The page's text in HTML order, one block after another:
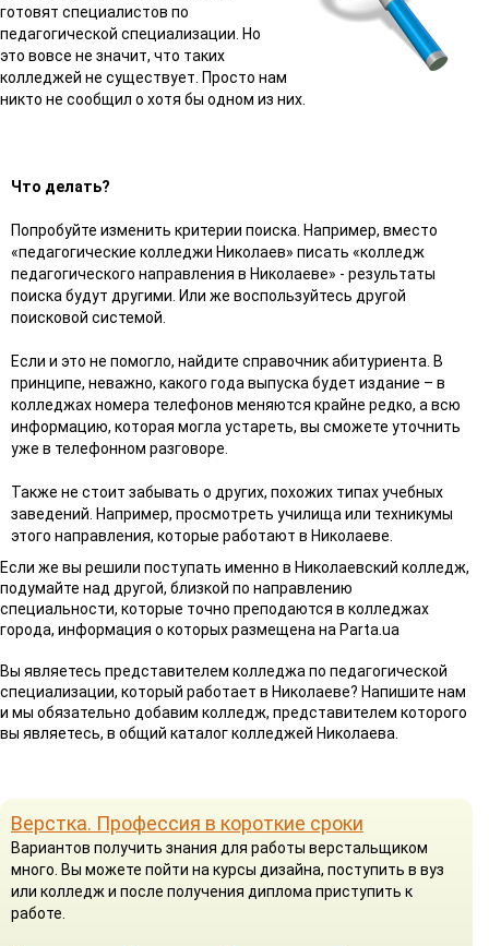
готовят специалистов по
педагогической специализации. Но
это вовсе не значит, что таких
колледжей не существует. Просто нам
никто не сообщил о хотя бы одном из них.
Что делать?
Попробуйте изменить критерии поиска. Например, вместо
«педагогические колледжи Николаев» писать «колледж
педагогического направления в Николаеве» - результаты
поиска будут другими. Или же воспользуйтесь другой
поисковой системой.
Если и это не помогло, найдите справочник абитуриента. В
принципе, неважно, какого года выпуска будет издание – в
колледжах номера телефонов меняются крайне редко, а всю
информацию, которая могла устареть, вы сможете уточнить
уже в телефонном разговоре.
Также не стоит забывать о других, похожих типах учебных
заведений. Например, просмотреть училища или техникумы
этого направления, которые работают в Николаеве.
Если же вы решили поступать именно в Николаевский колледж,
подумайте над другой, близкой по направлению
специальности, которые точно преподаются в колледжах
города, информация о которых размещена на Parta.ua
Вы являетесь представителем колледжа по педагогической
специализации, который работает в Николаеве? Напишите нам
и мы обязательно добавим колледж, представителем которого
вы являетесь, в общий каталог колледжей Николаева.
Верстка. Профессия в короткие сроки
Вариантов получить знания для работы верстальщиком
много. Вы можете пойти на курсы дизайна, поступить в вуз
или колледж и после получения диплома приступить к
работе.